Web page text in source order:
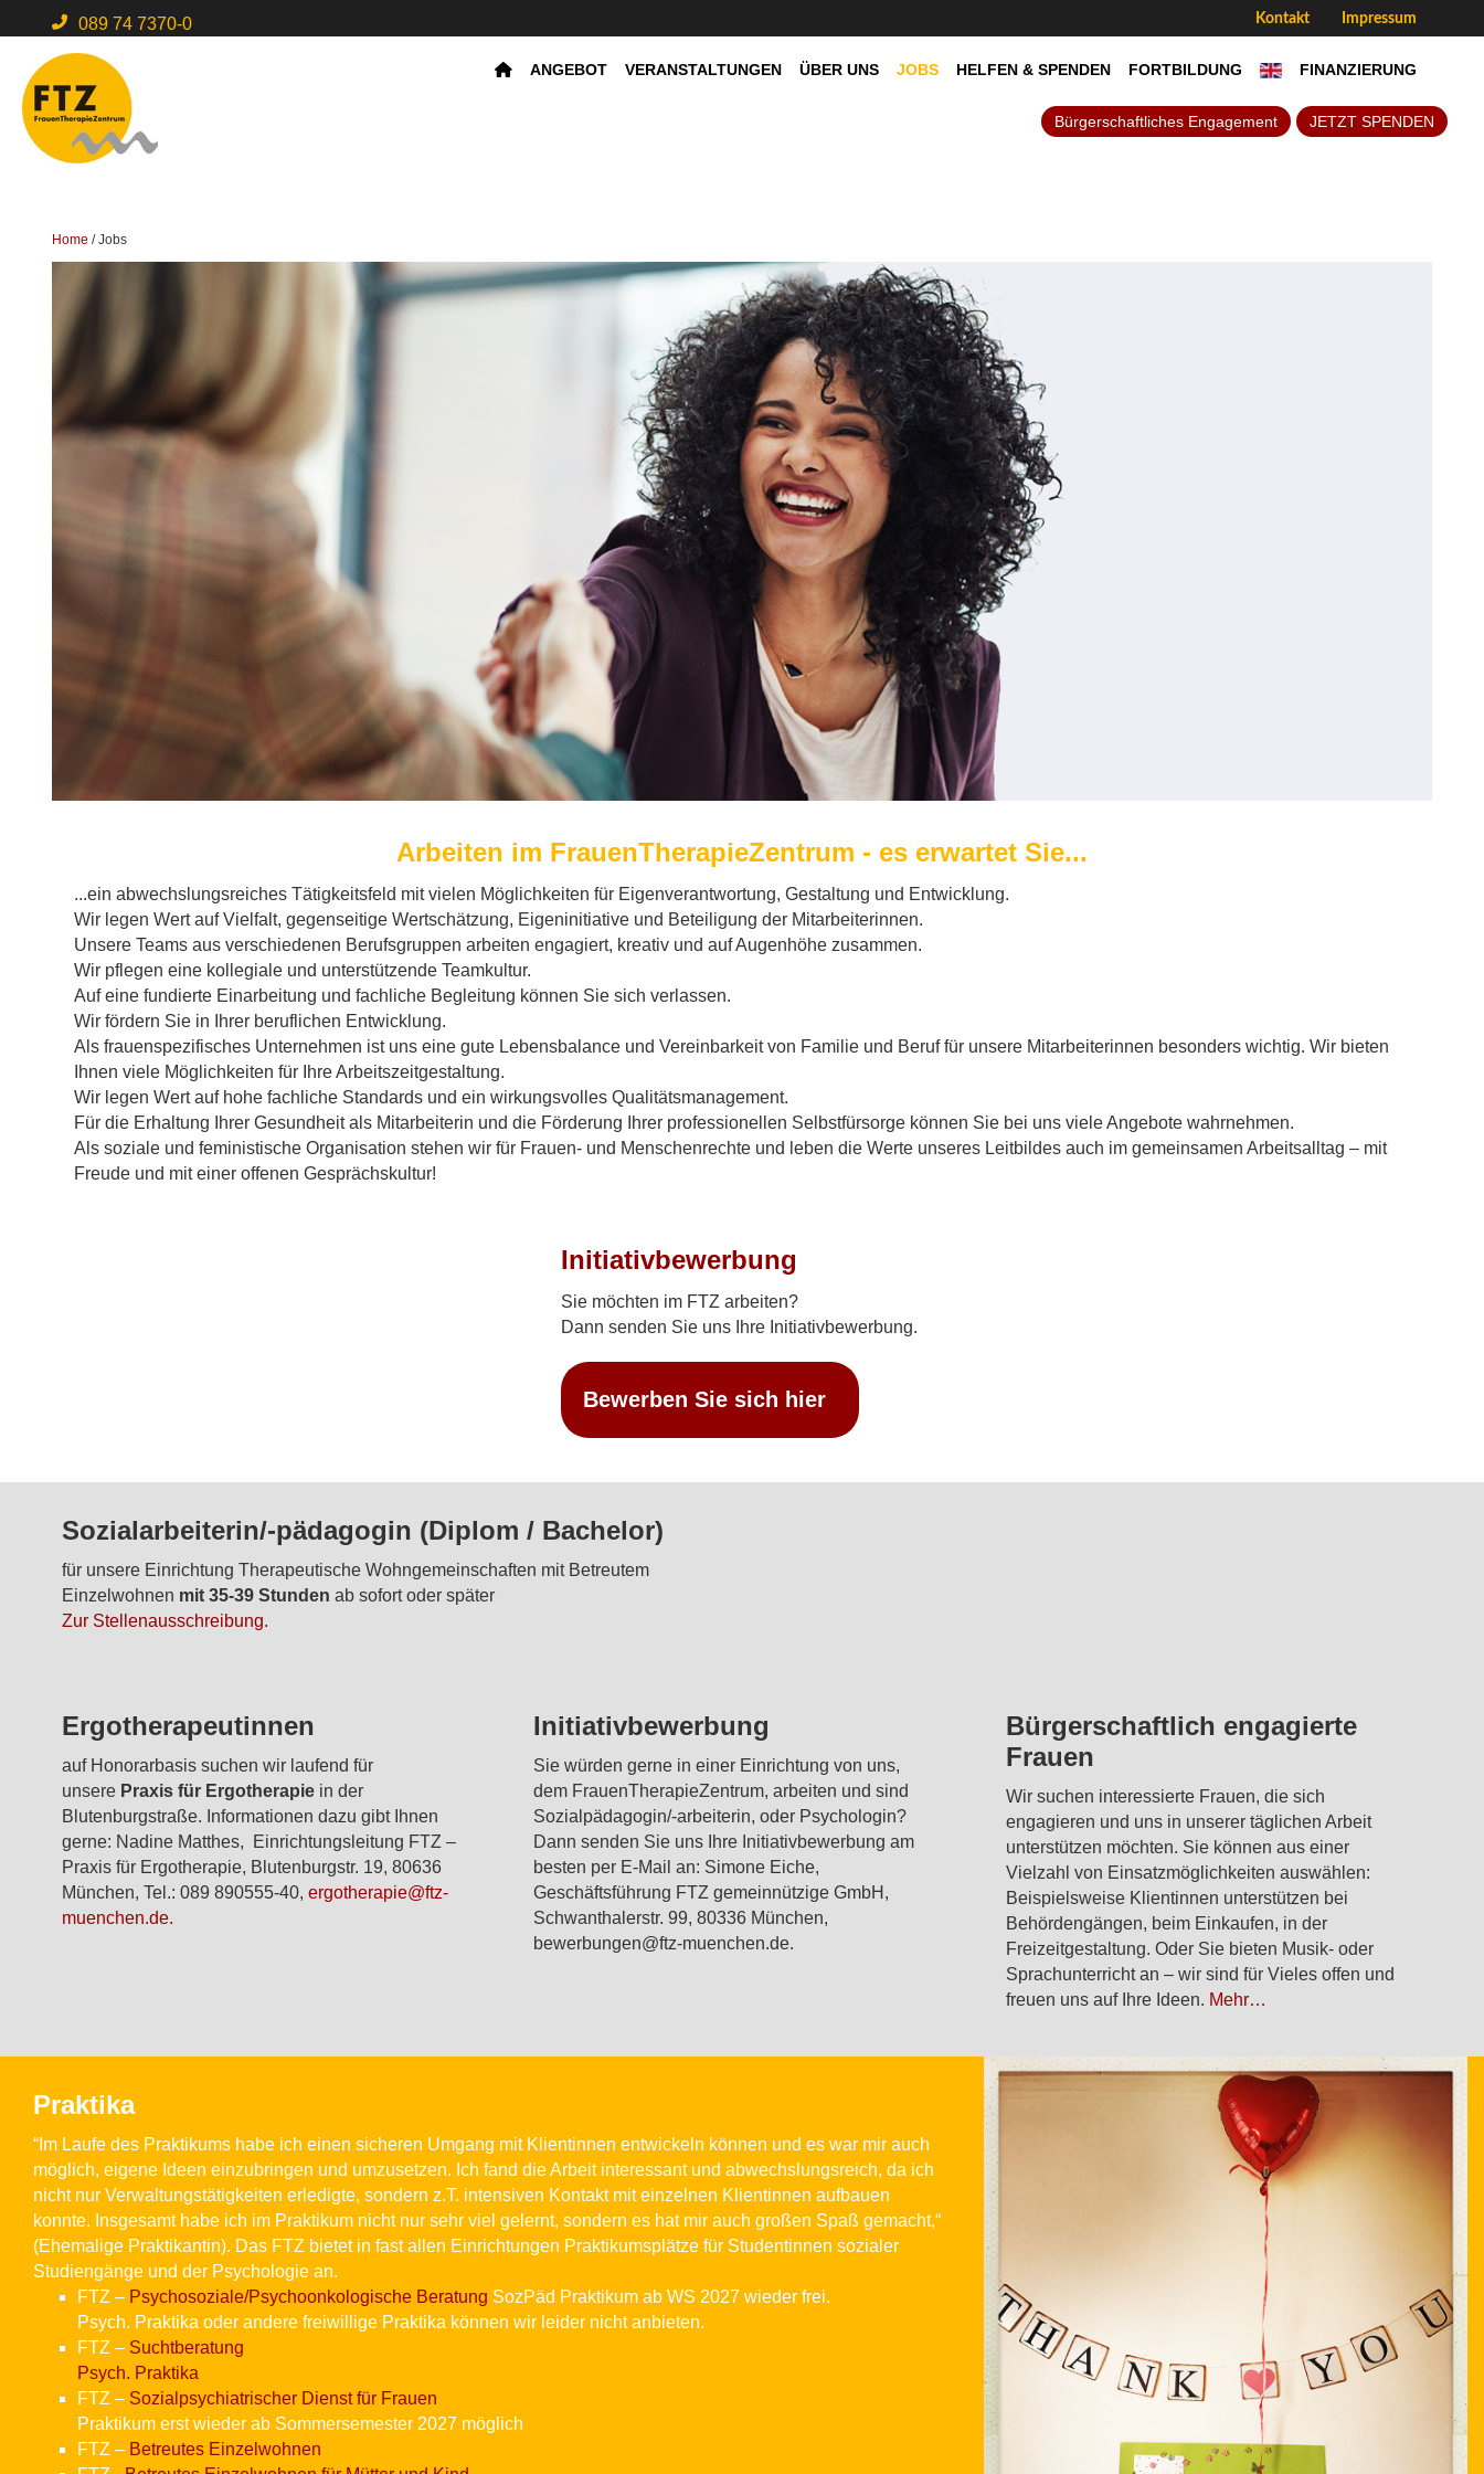
089 74 7370-0 Kontakt Impressum
ANGEBOT VERANSTALTUNGEN ÜBER UNS JOBS HELFEN & SPENDEN FORTBILDUNG FINANZIERUNG
Bürgerschaftliches Engagement JETZT SPENDEN
Home /Jobs
Arbeiten im FrauenTherapieZentrum - es erwartet Sie...
...ein abwechslungsreiches Tätigkeitsfeld mit vielen Möglichkeiten für Eigenverantwortung, Gestaltung und Entwicklung.
Wir legen Wert auf Vielfalt, gegenseitige Wertschätzung, Eigeninitiative und Beteiligung der Mitarbeiterinnen.
Unsere Teams aus verschiedenen Berufsgruppen arbeiten engagiert, kreativ und auf Augenhöhe zusammen.
Wir pflegen eine kollegiale und unterstützende Teamkultur.
Auf eine fundierte Einarbeitung und fachliche Begleitung können Sie sich verlassen.
Wir fördern Sie in Ihrer beruflichen Entwicklung.
Als frauenspezifisches Unternehmen ist uns eine gute Lebensbalance und Vereinbarkeit von Familie und Beruf für unsere Mitarbeiterinnen besonders wichtig. Wir bieten
Ihnen viele Möglichkeiten für Ihre Arbeitszeitgestaltung.
Wir legen Wert auf hohe fachliche Standards und ein wirkungsvolles Qualitätsmanagement.
Für die Erhaltung Ihrer Gesundheit als Mitarbeiterin und die Förderung Ihrer professionellen Selbstfürsorge können Sie bei uns viele Angebote wahrnehmen.
Als soziale und feministische Organisation stehen wir für Frauen- und Menschenrechte und leben die Werte unseres Leitbildes auch im gemeinsamen Arbeitsalltag – mit
Freude und mit einer offenen Gesprächskultur!
Initiativbewerbung
Sie möchten im FTZ arbeiten?
Dann senden Sie uns Ihre Initiativbewerbung.
Bewerben Sie sich hier
Sozialarbeiterin/-pädagogin (Diplom / Bachelor)
für unsere Einrichtung Therapeutische Wohngemeinschaften mit Betreutem
Einzelwohnen mit 35-39 Stunden ab sofort oder später
Zur Stellenausschreibung.
Ergotherapeutinnen
auf Honorarbasis suchen wir laufend für
unsere Praxis für Ergotherapie in der
Blutenburgstraße. Informationen dazu gibt Ihnen
gerne: Nadine Matthes, Einrichtungsleitung FTZ –
Praxis für Ergotherapie, Blutenburgstr. 19, 80636
München, Tel.: 089 890555-40, ergotherapie@ftz-
muenchen.de.
Initiativbewerbung
Sie würden gerne in einer Einrichtung von uns,
dem FrauenTherapieZentrum, arbeiten und sind
Sozialpädagogin/-arbeiterin, oder Psychologin?
Dann senden Sie uns Ihre Initiativbewerbung am
besten per E-Mail an: Simone Eiche,
Geschäftsführung FTZ gemeinnützige GmbH,
Schwanthalerstr. 99, 80336 München,
bewerbungen@ftz-muenchen.de.
Bürgerschaftlich engagierte
Frauen
Wir suchen interessierte Frauen, die sich
engagieren und uns in unserer täglichen Arbeit
unterstützen möchten. Sie können aus einer
Vielzahl von Einsatzmöglichkeiten auswählen:
Beispielsweise Klientinnen unterstützen bei
Behördengängen, beim Einkaufen, in der
Freizeitgestaltung. Oder Sie bieten Musik- oder
Sprachunterricht an – wir sind für Vieles offen und
freuen uns auf Ihre Ideen. Mehr…
Praktika
“Im Laufe des Praktikums habe ich einen sicheren Umgang mit Klientinnen entwickeln können und es war mir auch
möglich, eigene Ideen einzubringen und umzusetzen. Ich fand die Arbeit interessant und abwechslungsreich, da ich
nicht nur Verwaltungstätigkeiten erledigte, sondern z.T. intensiven Kontakt mit einzelnen Klientinnen aufbauen
konnte. Insgesamt habe ich im Praktikum nicht nur sehr viel gelernt, sondern es hat mir auch großen Spaß gemacht,“
(Ehemalige Praktikantin). Das FTZ bietet in fast allen Einrichtungen Praktikumsplätze für Studentinnen sozialer
Studiengänge und der Psychologie an.
FTZ – Psychosoziale/Psychoonkologische Beratung SozPäd Praktikum ab WS 2027 wieder frei.
Psych. Praktika oder andere freiwillige Praktika können wir leider nicht anbieten.
FTZ – Suchtberatung
Psych. Praktika
FTZ – Sozialpsychiatrischer Dienst für Frauen
Praktikum erst wieder ab Sommersemester 2027 möglich
FTZ – Betreutes Einzelwohnen